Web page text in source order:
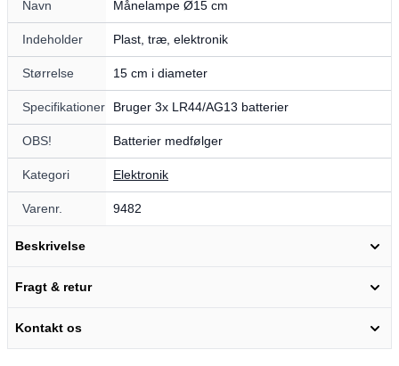
Navn Månelampe Ø15 cm
Indeholder Plast, træ, elektronik
Størrelse 15 cm i diameter
Specifikationer Bruger 3x LR44/AG13 batterier
OBS! Batterier medfølger
Kategori Elektronik
Varenr. 9482
Beskrivelse
Fragt & retur
Kontakt os